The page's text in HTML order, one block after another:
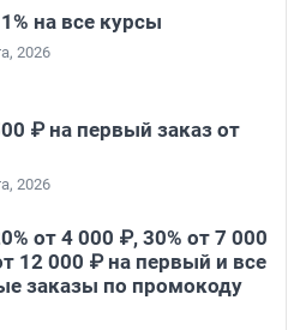
на все курсы
2026
₽ на первый заказ от
2026
от 4 000 ₽, 30% от 7 000
12 000 ₽ на первый и все
заказы по промокоду